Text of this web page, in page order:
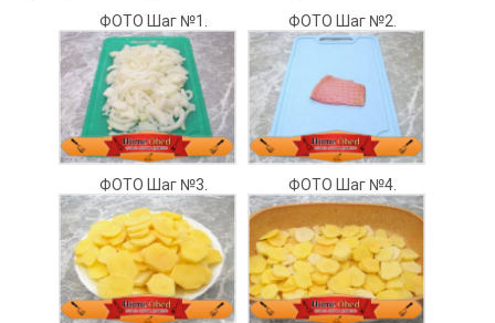
ФОТО Шаг №1. ФОТО Шаг №2.
ФОТО Шаг №3. ФОТО Шаг №4.